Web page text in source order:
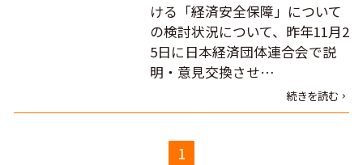
ける「経済安全保障」について
の検討状況について、昨年11月2
5日に日本経済団体連合会で説
明・意見交換させ…
続きを読む
1